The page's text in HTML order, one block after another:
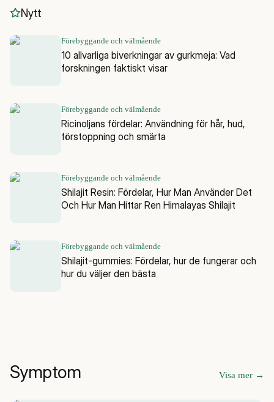
Nytt
Förebyggande och välmående
10 allvarliga biverkningar av gurkmeja: Vad
forskningen faktiskt visar
Förebyggande och välmående
Ricinoljans fördelar: Användning för hår, hud,
förstoppning och smärta
Förebyggande och välmående
Shilajit Resin: Fördelar, Hur Man Använder Det
Och Hur Man Hittar Ren Himalayas Shilajit
Förebyggande och välmående
Shilajit-gummies: Fördelar, hur de fungerar och
hur du väljer den bästa
Symptom Visa mer →